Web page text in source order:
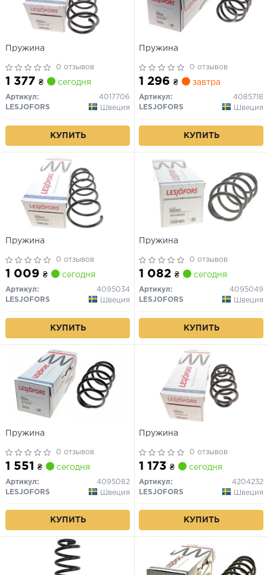
Пружина
0 отзывов
1 377 ₴ сегодня
Артикул:
4017706
LESJOFORS
Швеция
КУПИТЬ
Пружина
0 отзывов
1 296 ₴ завтра
Артикул:
4085718
LESJOFORS
Швеция
КУПИТЬ
Пружина
0 отзывов
1 009 ₴ сегодня
Артикул:
4095034
LESJOFORS
Швеция
КУПИТЬ
Пружина
0 отзывов
1 082 ₴ сегодня
Артикул:
4095049
LESJOFORS
Швеция
КУПИТЬ
Пружина
0 отзывов
1 551 ₴ сегодня
Артикул:
4095082
LESJOFORS
Швеция
КУПИТЬ
Пружина
0 отзывов
1 173 ₴ сегодня
Артикул:
4204232
LESJOFORS
Швеция
КУПИТЬ